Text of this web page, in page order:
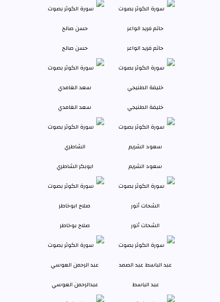
حاتم فريد الواعر حسن صالح
خليفة الطنيجي سعد الغامدي
سعود الشريم ابوبكر الشاطري
الشحات أنور صلاح بوخاطر
عبد الباسط عبدالرحمن العوسي